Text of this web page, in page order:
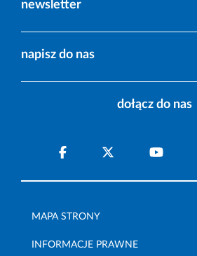
newsletter
napisz do nas
dołącz do nas
MAPA STRONY
INFORMACJE PRAWNE